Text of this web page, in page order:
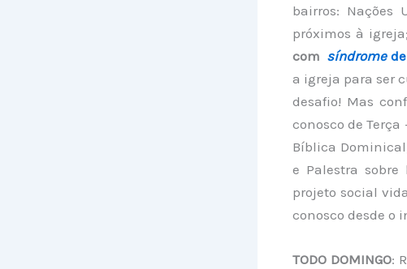
bairros: Nações
próximos à
com síndromede
a igreja para ser
desafio! Mas
conosco de Terça
Bíblica
e Palestra
projeto social
conosco desde o
TODO DOMINGO: